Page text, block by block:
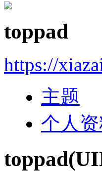
toppad
https://
主题
个人
toppad